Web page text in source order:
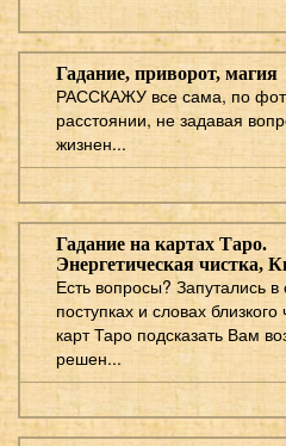
Гадание, приворот, магия
РАССКАЖУ все сама, по
расстоянии, не задавая
жизнен...
Гадание на картах Таро.
Энергетическая чистка,
Есть вопросы? Запутались
поступках и словах
карт Таро подсказать Вам
решен...